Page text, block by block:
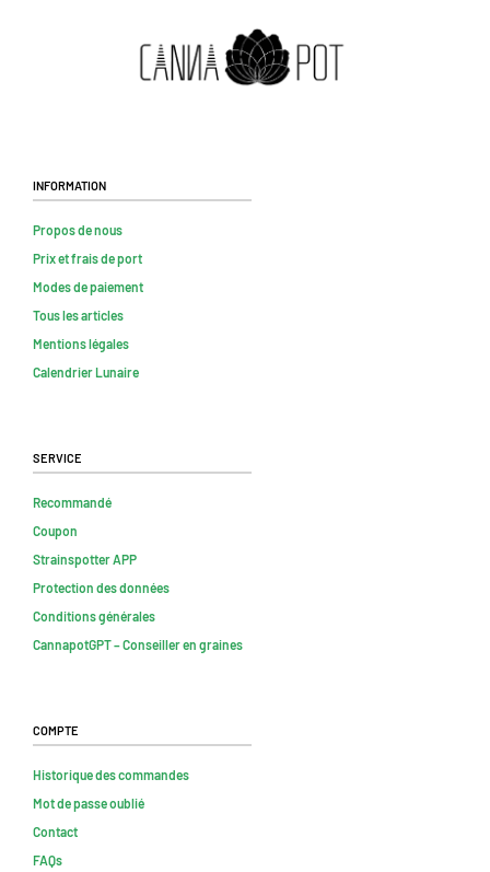
Information
Propos de nous
Prix et frais de port
Modes de paiement
Tous les articles
Mentions légales
Calendrier Lunaire
Service
Recommandé
Coupon
Strainspotter APP
Protection des données
Conditions générales
CannapotGPT – Conseiller en graines
Compte
Historique des commandes
Mot de passe oublié
Contact
FAQs